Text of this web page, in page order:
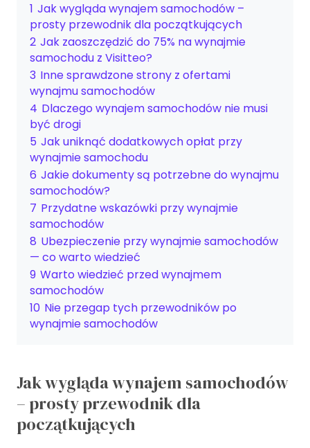
1 Jak wygląda wynajem samochodów –
prosty przewodnik dla początkujących
2 Jak zaoszczędzić do 75% na wynajmie
samochodu z Visitteo?
3 Inne sprawdzone strony z ofertami
wynajmu samochodów
4 Dlaczego wynajem samochodów nie musi
być drogi
5 Jak uniknąć dodatkowych opłat przy
wynajmie samochodu
6 Jakie dokumenty są potrzebne do wynajmu
samochodów?
7 Przydatne wskazówki przy wynajmie
samochodów
8 Ubezpieczenie przy wynajmie samochodów
— co warto wiedzieć
9 Warto wiedzieć przed wynajmem
samochodów
10 Nie przegap tych przewodników po
wynajmie samochodów
Jak wygląda wynajem samochodów
– prosty przewodnik dla
początkujących